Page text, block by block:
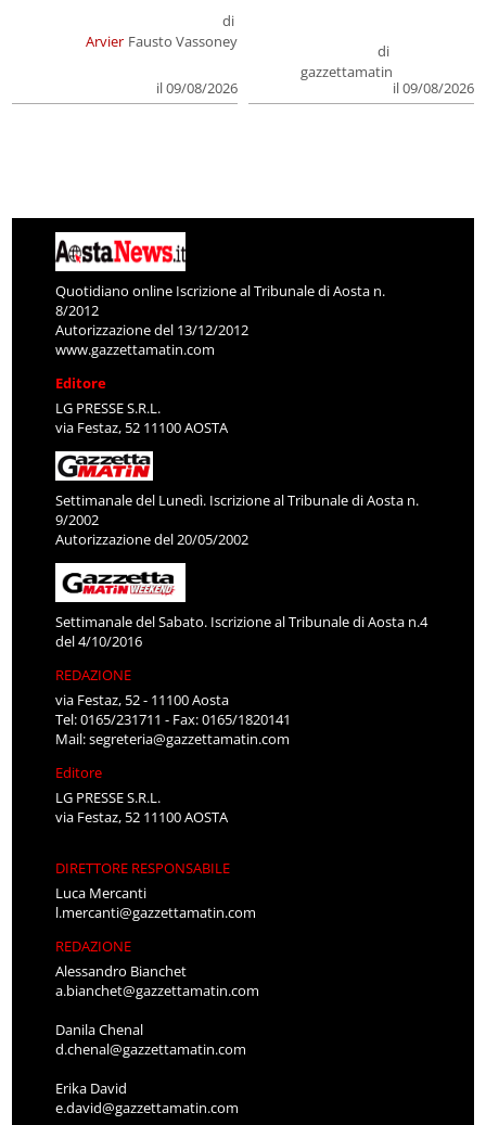
Arvier
di
Fausto Vassoney
il 09/08/2026
di
gazzettamatin
il 09/08/2026
Quotidiano online Iscrizione al Tribunale di Aosta n.
8/2012
Autorizzazione del 13/12/2012
www.gazzettamatin.com
Editore
LG PRESSE S.R.L.
via Festaz, 52 11100 AOSTA
Settimanale del Lunedì. Iscrizione al Tribunale di Aosta n.
9/2002
Autorizzazione del 20/05/2002
Settimanale del Sabato. Iscrizione al Tribunale di Aosta n.4
del 4/10/2016
REDAZIONE
via Festaz, 52 - 11100 Aosta
Tel: 0165/231711 - Fax: 0165/1820141
Mail:segreteria@gazzettamatin.com
Editore
LG PRESSE S.R.L.
via Festaz, 52 11100 AOSTA
DIRETTORE RESPONSABILE
Luca Mercanti
l.mercanti@gazzettamatin.com
REDAZIONE
Alessandro Bianchet
a.bianchet@gazzettamatin.com
Danila Chenal
d.chenal@gazzettamatin.com
Erika David
e.david@gazzettamatin.com